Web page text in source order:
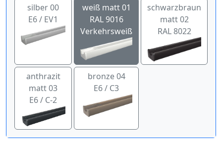
silber 00
E6 / EV1
weiß matt 01
RAL 9016
Verkehrsweiß
schwarzbraun
matt 02
RAL 8022
anthrazit
matt 03
E6 / C-2
bronze 04
E6 / C3